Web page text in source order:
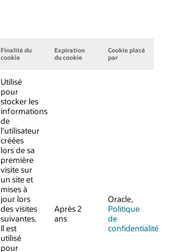
Finalité du
cookie
Expiration
du cookie
Cookie placé
par
Utilisé
pour
stocker les
informations
de
l’utilisateur
créées
lors de sa
première
visite sur
un site et
mises à
jour lors
des visites
suivantes.
Il est
utilisé
pour
Après 2
ans
Oracle,
Politique
de
confidentialité